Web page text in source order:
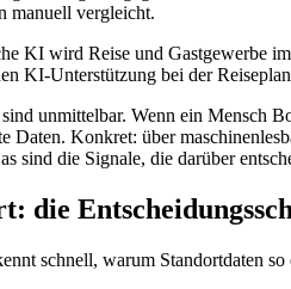
manuell vergleicht.
KI wird Reise und Gastgewerbe
KI-Unterstützung bei der
unmittelbar. Wenn ein Mensch
Konkret: über
sind die Signale, die darüber
die
schnell, warum Standortdaten so